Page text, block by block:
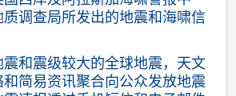
调查局所发出的地震和海啸信
和震级较大的全球地震，天文
和简易资讯聚合向公众发放地震